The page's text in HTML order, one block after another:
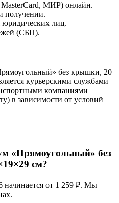
MasterCard, МИР) онлайн.
получении.
юридических лиц.
(СБП).
без крышки, 20
курьерскими службами
компаниями
в зависимости от условий
«Прямоугольный» без
см?
начинается от 1 259 ₽. Мы